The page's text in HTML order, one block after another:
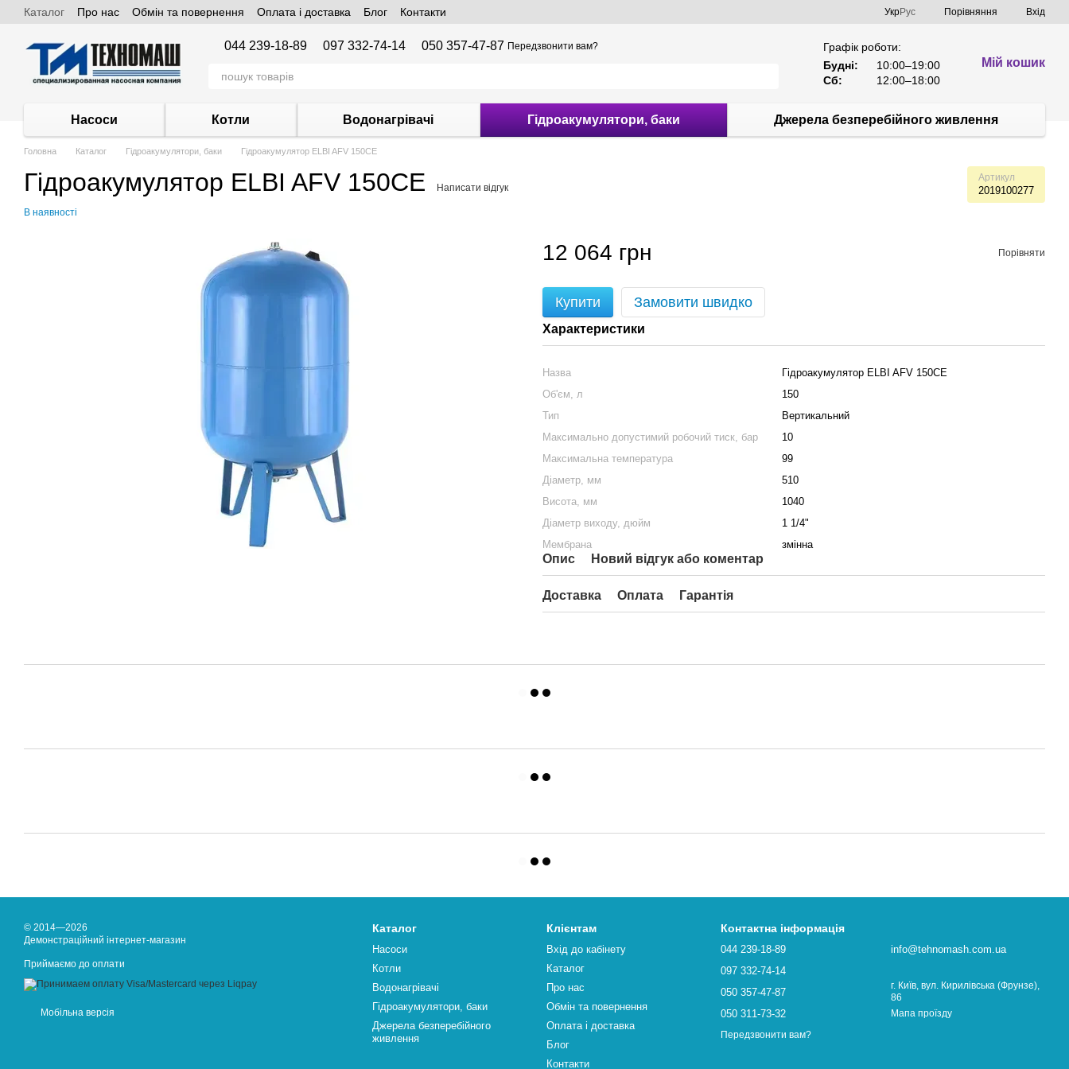
Перейти до основного контенту
Каталог Про нас Обмін та повернення Оплата і доставка Блог Контакти УкрРус Порівняння Вхід
044 239-18-89 097 332-74-14 050 357-47-87 Передзвонити вам?
Графік роботи:
Будні:
10:00–19:00
Сб:
12:00–18:00
Мій кошик
Насоси Котли Водонагрівачі Гідроакумулятори, баки Джерела безперебійного живлення
Головна Каталог Гідроакумулятори, баки Гідроакумулятор ELBI AFV 150CE
Гідроакумулятор ELBI AFV 150CE Написати відгук
Артикул
2019100277
В наявності
12 064 грн Порівняти
Купити Замовити швидко
Характеристики
Назва
Гідроакумулятор ELBI AFV 150CE
Об'єм, л
150
Тип
Вертикальний
Максимально допустимий робочий тиск, бар
10
Максимальна температура
99
Діаметр, мм
510
Висота, мм
1040
Діаметр виходу, дюйм
1 1/4"
Мембрана
змінна
Опис Новий відгук або коментар
Доставка Оплата Гарантія
© 2014—2026
Демонстраційний інтернет-магазин
Приймаємо до оплати
Мобільна версія
Каталог
Насоси
Котли
Водонагрівачі
Гідроакумулятори, баки
Джерела безперебійного
живлення
Клієнтам
Вхід до кабінету
Каталог
Про нас
Обмін та повернення
Оплата і доставка
Блог
Контакти
Контактна інформація
044 239-18-89
097 332-74-14
050 357-47-87
050 311-73-32
Передзвонити вам?
info@tehnomash.com.ua
г. Київ, вул. Кирилівська (Фрунзе),
86
Мапа проїзду